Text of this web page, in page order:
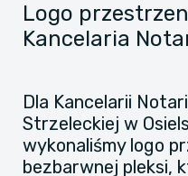
Logo
Kancelaria
Dla Kancelarii
Strzeleckiej w
wykonaliśmy logo
bezbarwnej pleksi,